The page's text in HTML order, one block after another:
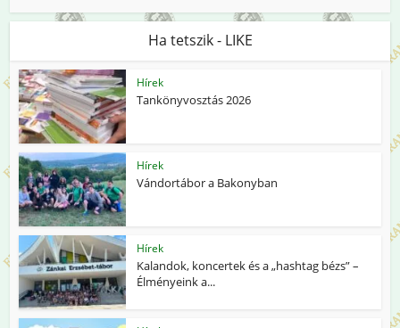
Ha tetszik - LIKE
Hírek
Tankönyvosztás 2026
Hírek
Vándortábor a Bakonyban
Hírek
Kalandok, koncertek és a „hashtag bézs” –
Élményeink a...